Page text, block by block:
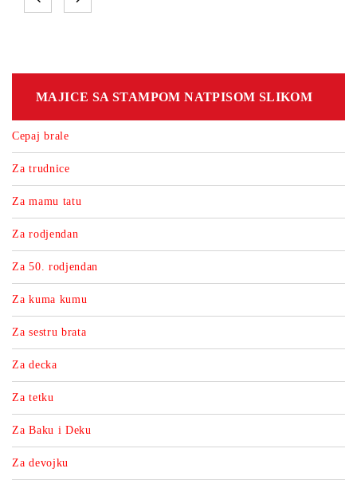
MAJICE SA STAMPOM NATPISOM SLIKOM
Cepaj brale
Za trudnice
Za mamu tatu
Za rodjendan
Za 50. rodjendan
Za kuma kumu
Za sestru brata
Za decka
Za tetku
Za Baku i Deku
Za devojku